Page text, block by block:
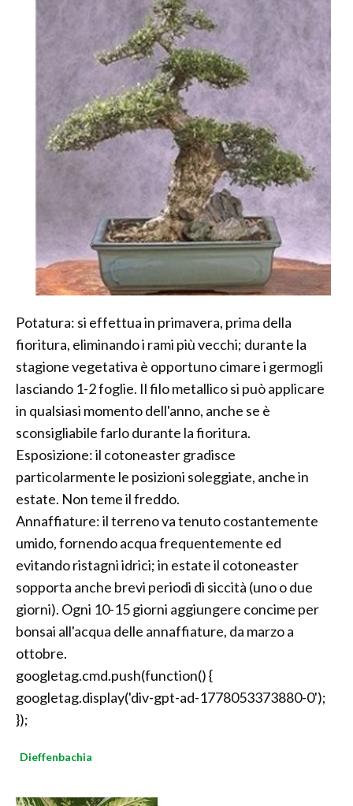
Potatura: si effettua in primavera, prima della
fioritura, eliminando i rami più vecchi; durante la
stagione vegetativa è opportuno cimare i germogli
lasciando 1-2 foglie. Il filo metallico si può applicare
in qualsiasi momento dell'anno, anche se è
sconsigliabile farlo durante la fioritura.
Esposizione: il cotoneaster gradisce
particolarmente le posizioni soleggiate, anche in
estate. Non teme il freddo.
Annaffiature: il terreno va tenuto costantemente
umido, fornendo acqua frequentemente ed
evitando ristagni idrici; in estate il cotoneaster
sopporta anche brevi periodi di siccità (uno o due
giorni). Ogni 10-15 giorni aggiungere concime per
bonsai all'acqua delle annaffiature, da marzo a
ottobre.
googletag.cmd.push(function() {
googletag.display('div-gpt-ad-1778053373880-0');
});
Dieffenbachia